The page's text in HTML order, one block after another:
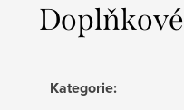
Kategorie: